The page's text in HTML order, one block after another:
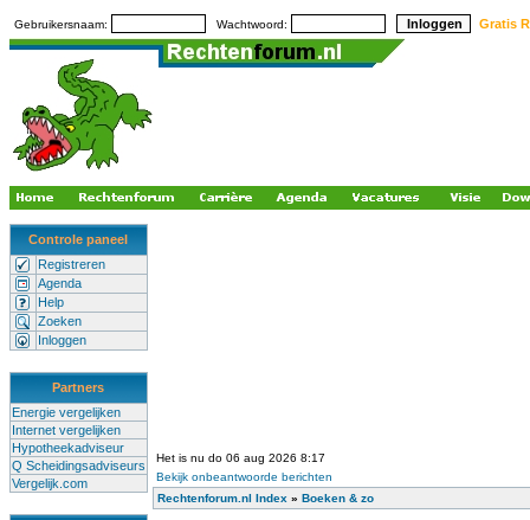
Gebruikersnaam: Wachtwoord: Gratis
Controle paneel
Registreren
Agenda
Help
Zoeken
Inloggen
Partners
Energie vergelijken
Internet vergelijken
Hypotheekadviseur
Q Scheidingsadviseurs
Vergelijk.com
Het is nu do 06 aug 2026 8:17
Bekijk onbeantwoorde berichten
Rechtenforum.nl Index » Boeken & zo